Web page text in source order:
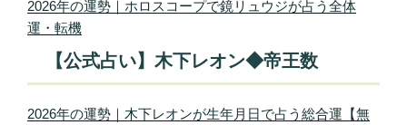
2026年の運勢｜ホロスコープで鏡リュウジが占う全体
運・転機
【公式占い】木下レオン◆帝王数
2026年の運勢｜木下レオンが生年月日で占う総合運【無